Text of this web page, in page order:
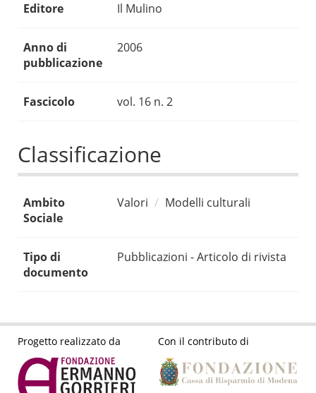
Editore Il Mulino
Anno di
pubblicazione
2006
Fascicolo vol. 16 n. 2
Classificazione
Ambito
Sociale
Valori Modelli culturali
Tipo di
documento
Pubblicazioni - Articolo di rivista
Progetto realizzato da Con il contributo di